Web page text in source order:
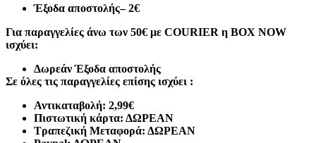
Έξοδα αποστολής– 2€
Για παραγγελίες άνω των 50€ με COURIER η BOX NOW
ισχύει:
Δωρεάν Έξοδα αποστολής
Σε όλες τις παραγγελίες επίσης ισχύει :
Αντικαταβολή: 2,99€
Πιστωτική κάρτα: ΔΩΡΕΑΝ
Τραπεζική Μεταφορά: ΔΩΡΕΑΝ